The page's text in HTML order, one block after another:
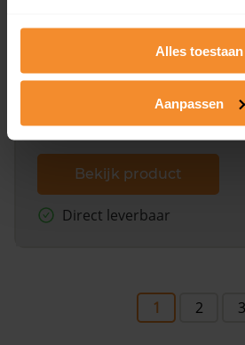
Alles toestaan
Aanpassen
Een uitgebreid overzicht van het
dit inclusief de luchtfoto!
Bekijk product
Direct leverbaar
1 2 3